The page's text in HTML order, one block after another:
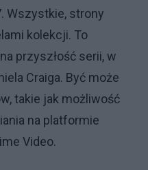
Wszystkie, strony
kolekcji. To
przyszłość serii, w
Craiga. Być może
takie jak możliwość
na platformie
Video.